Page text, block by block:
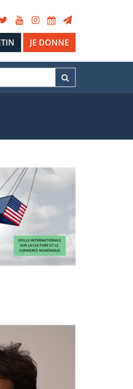
JE DONNE